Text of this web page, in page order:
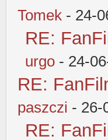
Tomek - 24-
RE:
urgo - 24-
RE:
paszczi - 26-
RE: